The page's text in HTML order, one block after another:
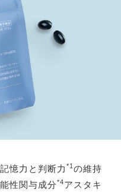
憶力と判断力 *1の維持
性関与成分*4アスタキ